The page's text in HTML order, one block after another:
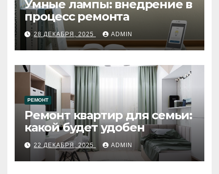
Умные лампы: внедрение в
процесс ремонта
28 ДЕКАБРЯ, 2025 ADMIN
РЕМОНТ
Ремонт квартир для семьи:
какой будет удобен
22 ДЕКАБРЯ, 2025 ADMIN